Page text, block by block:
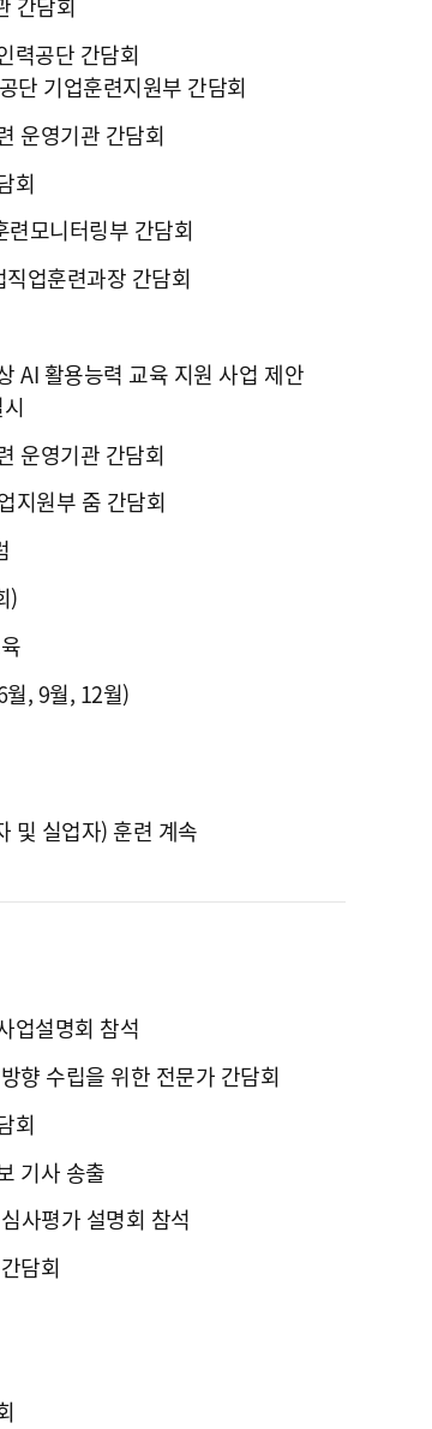
간담회
력공단 간담회
단 기업훈련지원부 간담회
운영기관 간담회
회
모니터링부 간담회
업훈련과장 간담회
AI 활용능력 교육 지원 사업 제안
운영기관 간담회
지원부 줌 간담회
)
, 9월, 12월)
및 실업자) 훈련 계속
업설명회 참석
향 수립을 위한 전문가 간담회
회
기사 송출
사평가 설명회 참석
담회